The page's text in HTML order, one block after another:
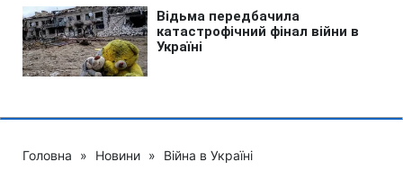
Головна » Новини » Війна в Україні